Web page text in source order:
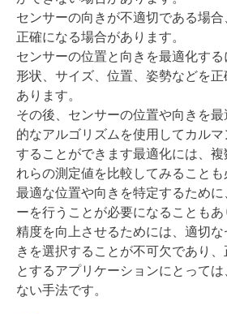
センサーの向きが不適切である場
正確になる場合があります。
センサーの位置と向きを最適化す
形状、サイズ、位置、姿勢などを
あります。
その後、センサーの位置や向きを
的なアルゴリズムを使用してカル
することができます最適化には、
れらの測定値を比較してみることも
最適な位置や向きを特定するため
ーを行うことが必要になることもあ
精度を向上させるためには、適切
きを選択することが不可欠であり
とするアプリケーションにとって
ない手法です。